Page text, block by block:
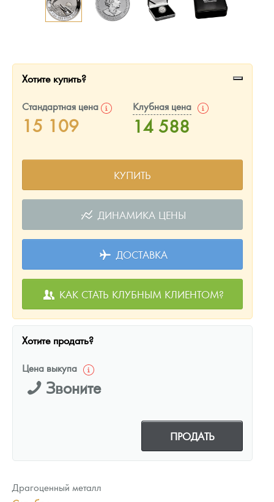
Русская нумизматика
Монеты и жетоны из недрагоценных металлов
Книги по нумизматике
Хотите купить?
Стандартная цена
15 109
Клубная цена
14 588
КУПИТЬ
ДИНАМИКА ЦЕНЫ
ДОСТАВКА
КАК СТАТЬ КЛУБНЫМ КЛИЕНТОМ?
Хотите продать?
Цена выкупа
Звоните
ПРОДАТЬ
Драгоценный металл